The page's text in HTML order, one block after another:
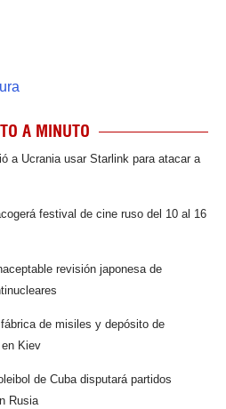
A MINUTO
a Ucrania usar Starlink para atacar a
festival de cine ruso del 10 al 16
revisión japonesa de
de misiles y depósito de
Kiev
de Cuba disputará partidos
Rusia